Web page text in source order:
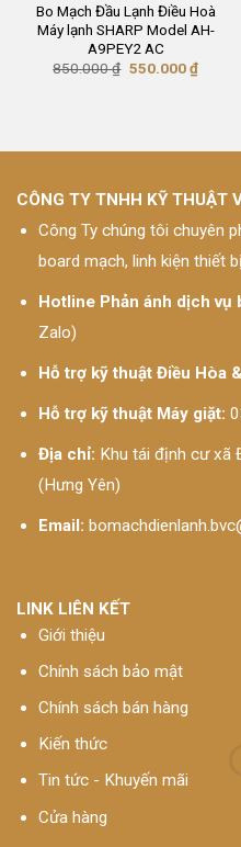
Bo Mạch Đầu Lạnh Điều Hoà
Máy lạnh SHARP Model AH-
A9PEY2 AC
850.000₫ Giá
550.000₫Giá
hiện
CÔNG TY TNHH KỸ THUẬT
Công Ty chúng tôi chuyên
board mạch, linh kiện thiết
Hotline Phản ánh dịch vụ
Zalo)
Hỗ trợ kỹ thuật Điều Hòa
Hỗ trợ kỹ thuật Máy giặt:
Địa chỉ: Khu tái định cư xã
(Hưng Yên)
Email:
LINK LIÊN KẾT
Giới thiệu
Chính sách bảo mật
Chính sách bán hàng
Kiến thức
Tin tức - Khuyến mãi
Cửa hàng